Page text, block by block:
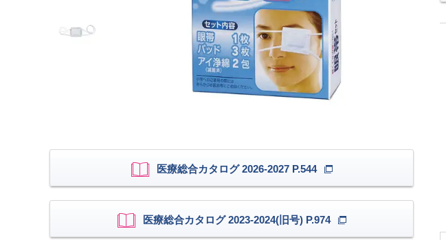
医療総合カタログ 2026-2027 P.544
医療総合カタログ 2023-2024(旧号) P.974